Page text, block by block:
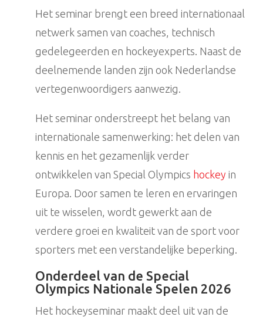
Het seminar brengt een breed internationaal
netwerk samen van coaches, technisch
gedelegeerden en hockeyexperts. Naast de
deelnemende landen zijn ook Nederlandse
vertegenwoordigers aanwezig.
Het seminar onderstreept het belang van
internationale samenwerking: het delen van
kennis en het gezamenlijk verder
ontwikkelen van Special Olympics hockey in
Europa. Door samen te leren en ervaringen
uit te wisselen, wordt gewerkt aan de
verdere groei en kwaliteit van de sport voor
sporters met een verstandelijke beperking.
Onderdeel van de Special
Olympics Nationale Spelen 2026
Het hockeyseminar maakt deel uit van de